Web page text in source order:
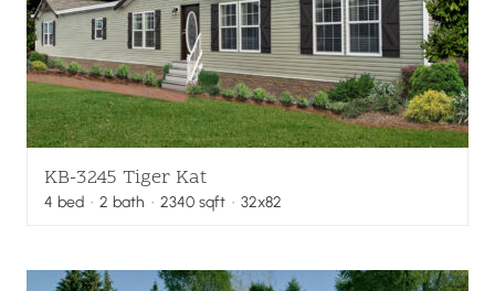
KB-3245 Tiger Kat
4 bed · 2 bath · 2340 sqft· 32x82